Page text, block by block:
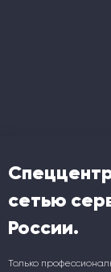
сетью
России.
Только